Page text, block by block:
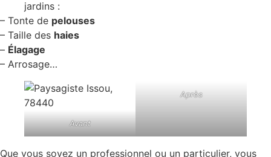
jardins :
– Tonte de pelouses
– Taille des haies
– Élagage
– Arrosage…
Avant
Après
Que vous soyez un professionnel ou un particulier, vous